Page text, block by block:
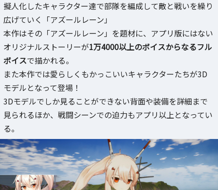
擬人化したキャラクター達で部隊を編成して敵と戦いを繰り
広げていく「アズールレーン」
本作はその「アズールレーン」を題材に、アプリ版にはない
オリジナルストーリーが1万4000以上のボイスからなるフル
ボイスで描かれる。
また本作では愛らしくもかっこいいキャラクターたちが3D
モデルとなって登場！
3Dモデルでしか見ることができない背面や装備を詳細まで
見られるほか、戦闘シーンでの迫力もアプリ以上となってい
る。